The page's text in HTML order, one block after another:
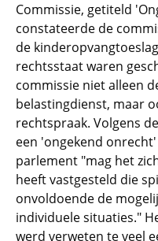
Commissie, getiteld
constateerde de
de
rechtsstaat waren
commissie niet alleen
belastingdienst, maar
rechtspraak. Volgens
een 'ongekend
parlement "mag het
heeft vastgesteld die
onvoldoende de
individuele situaties."
werd verweten te veel